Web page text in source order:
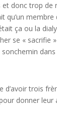
et donc trop
qu’un
ça ou la
se «
sonchemin
d’avoir trois
donner leur